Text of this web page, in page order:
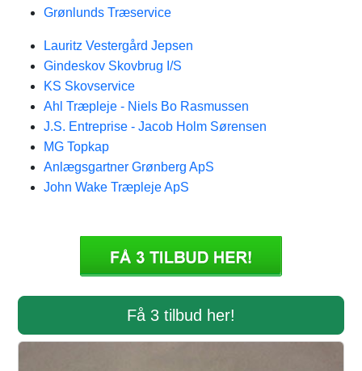
Grønlunds Træservice
Lauritz Vestergård Jepsen
Gindeskov Skovbrug I/S
KS Skovservice
Ahl Træpleje - Niels Bo Rasmussen
J.S. Entreprise - Jacob Holm Sørensen
MG Topkap
Anlægsgartner Grønberg ApS
John Wake Træpleje ApS
Få 3 tilbud her!